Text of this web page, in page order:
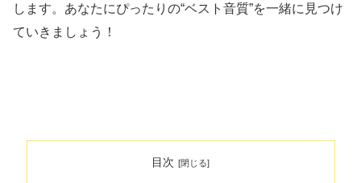
します。あなたにぴったりの“ベスト音質”を一緒に見つけ
ていきましょう！
目次